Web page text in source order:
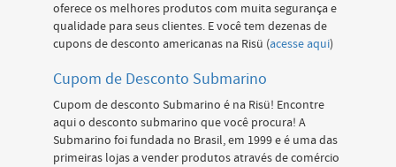
oferece os melhores produtos com muita segurança e
qualidade para seus clientes. E você tem dezenas de
cupons de desconto americanas na Risü (acesse aqui)
Cupom de Desconto Submarino
Cupom de desconto Submarino é na Risü! Encontre
aqui o desconto submarino que você procura! A
Submarino foi fundada no Brasil, em 1999 e é uma das
primeiras lojas a vender produtos através de comércio